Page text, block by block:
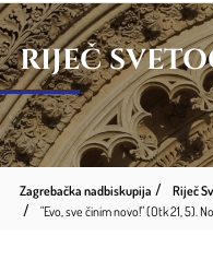
RIJEČ
Zagrebačka nadbiskupija
Riječ
"Evo, sve činim novo!" (Otk 21, 5).